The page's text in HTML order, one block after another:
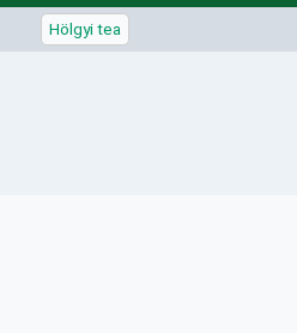
Hölgyi tea